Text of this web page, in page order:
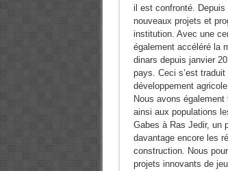
il est confronté.
nouveaux projets et
institution. Avec une
également accéléré la
dinars depuis janvier
pays. Ceci s’est
développement
Nous avons
ainsi aux populations
Gabes à Ras Jedir, un
davantage encore les
construction. Nous
projets innovants de